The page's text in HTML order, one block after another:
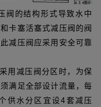
阀的结构形式导致水中
卡塞活塞式减压阀的阀
减压阀应采用安全可靠
用减压阀分区时，为保
满足全部设计流量，每
供水分区宜设4套减压